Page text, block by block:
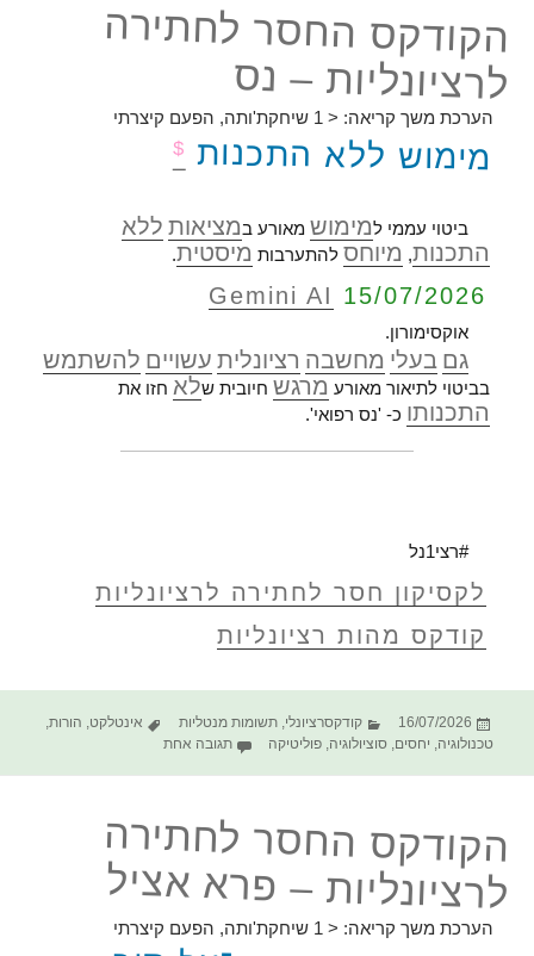
הקודקס החסר לחתירה
לרציונליות – נס
הערכת משך קריאה: < 1 שיחקת'ותה, הפעם קיצרתי
מימוש ללא התכנות $
ביטוי עממי למימוש מאורע במציאות ללא
התכנות, מיוחס להתערבות מיסטית.
Gemini AI 15/07/2026
אוקסימורון.
גם בעלי מחשבה רציונלית עשויים להשתמש
בביטוי לתיאור מאורע מרגש חיובית שלא חזו את
התכנותו כ- 'נס רפואי'.
#רצי1נל
לקסיקון חסר לחתירה לרציונליות
קודקס מהות רציונליות
פורסם
בתאריך
16/07/2026 קטגוריות
קודקסרציונלי ,תשומות מנטליות תגיות
אינטלקט הורות
טכנולוגיה יחסים ,סוציולוגיה ,פוליטיקה תגובה אחתעל הקודקס החסר לחתירה
הקודקס החסר לחתירה
לרציונליות – פרא אציל
הערכת משך קריאה: < 1 שיחקת'ותה, הפעם קיצרתי